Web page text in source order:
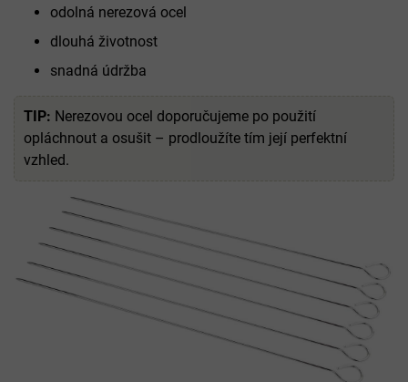
odolná nerezová ocel
dlouhá životnost
snadná údržba
TIP: Nerezovou ocel doporučujeme po použití
opláchnout a osušit – prodloužíte tím její perfektní
vzhled.